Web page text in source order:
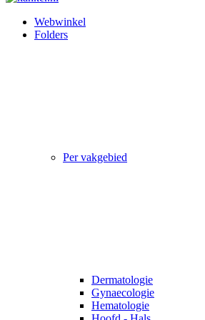
Webwinkel
Folders
Per vakgebied
Dermatologie
Gynaecologie
Hematologie